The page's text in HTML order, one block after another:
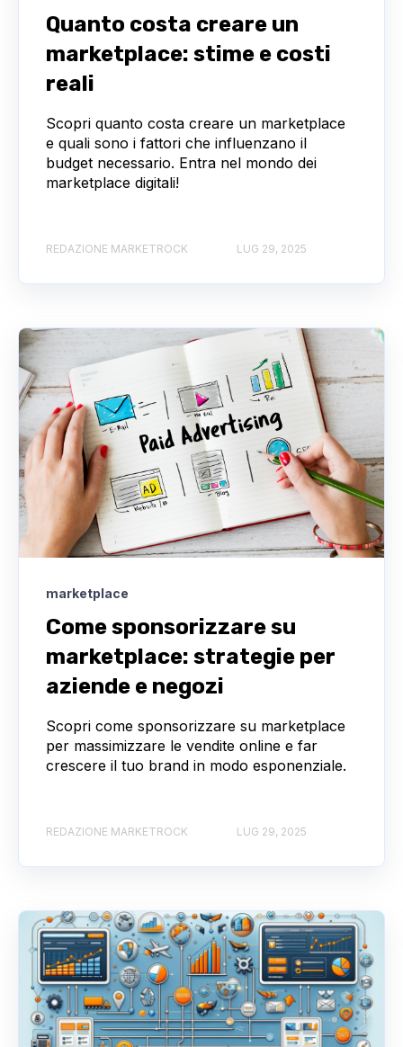
Quanto costa creare un
marketplace: stime e costi
reali
Scopri quanto costa creare un marketplace
e quali sono i fattori che influenzano il
budget necessario. Entra nel mondo dei
marketplace digitali!
REDAZIONE MARKETROCK LUG 29, 2025
marketplace
Come sponsorizzare su
marketplace: strategie per
aziende e negozi
Scopri come sponsorizzare su marketplace
per massimizzare le vendite online e far
crescere il tuo brand in modo esponenziale.
REDAZIONE MARKETROCK LUG 29, 2025